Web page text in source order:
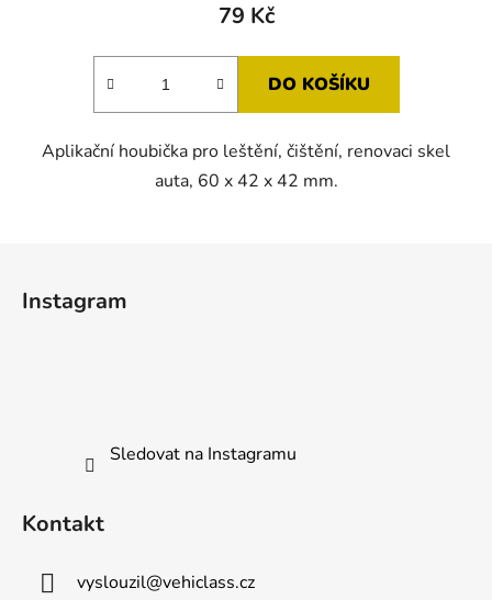
79 Kč
DO KOŠÍKU
Aplikační houbička pro leštění, čištění, renovaci skel
auta, 60 x 42 x 42 mm.
Instagram
Sledovat na Instagramu
Kontakt
vyslouzil@vehiclass.cz